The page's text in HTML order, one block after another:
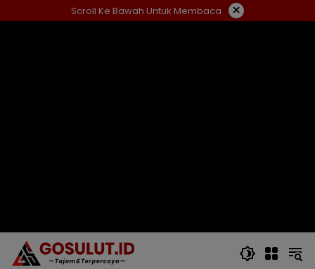
ke
Scroll Ke Bawah Untuk Membaca ×